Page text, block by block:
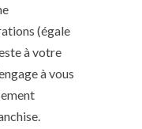
(égale
à votre
à vous